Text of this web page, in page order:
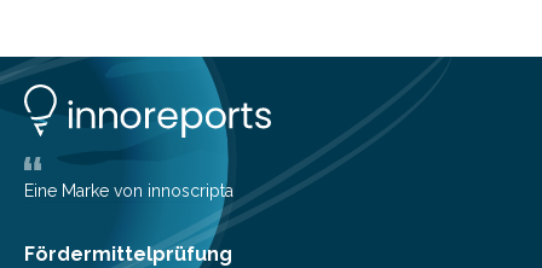
werden auch von anderen Schwarzen Löchern
ausgeschickt. Theoretische Astrophysiker der Goethe-
Universität haben jetzt einen numerischen Code
entwickelt, mit dem sie mathematisch hoch präzise
beschreiben…
Eine Marke von innoscripta
Fördermittelprüfung